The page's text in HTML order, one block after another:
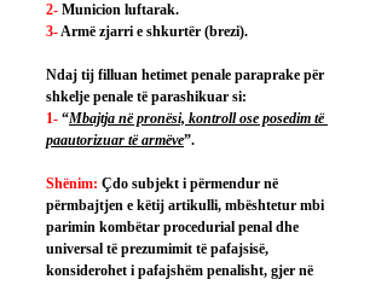
2- Municion luftarak.
3- Armë zjarri e shkurtër (brezi).
Ndaj tij filluan hetimet penale paraprake për
shkelje penale të parashikuar si:
1- “Mbajtja në pronësi, kontroll ose posedim të
paautorizuar të armëve”.
Shënim: Çdo subjekt i përmendur në
përmbajtjen e këtij artikulli, mbështetur mbi
parimin kombëtar procedurial penal dhe
universal të prezumimit të pafajsisë,
konsiderohet i pafajshëm penalisht, gjer në